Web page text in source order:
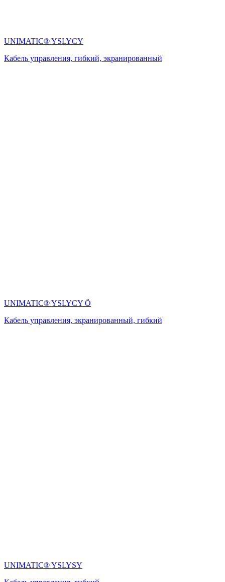
UNIMATIC® YSLYCY
Кабель управления, гибкий, экранированный
UNIMATIC® YSLYCY Ö
Кабель управления, экранированный, гибкий
UNIMATIC® YSLYSY